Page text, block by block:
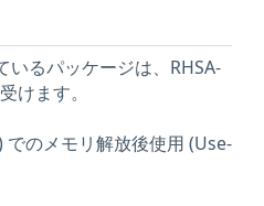
るパッケージは、RHSA-
けます。
のメモリ解放後使用 (Use-